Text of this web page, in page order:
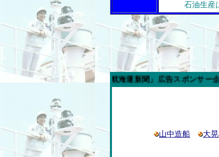
石油生産
今週の「内航海運新聞」広告スポンサー企業
山中造船 大